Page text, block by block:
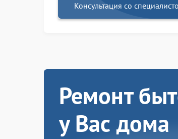
Консультация со
Ремонт
у Вас дома